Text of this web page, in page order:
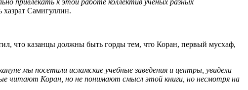
Самигуллин.
что казанцы должны быть горды тем, что Коран, первый мусхаф,
мы посетили исламские учебные заведения и центры, увидели
читают Коран, но не понимают смысл этой книги, но несмотря на